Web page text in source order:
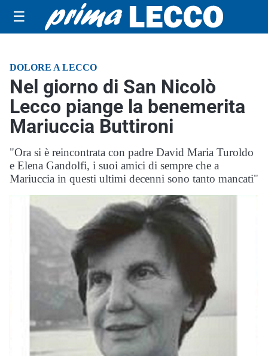
☰
DOLORE A LECCO
Nel giorno di San Nicolò
Lecco piange la benemerita
Mariuccia Buttironi
"Ora si è reincontrata con padre David Maria Turoldo
e Elena Gandolfi, i suoi amici di sempre che a
Mariuccia in questi ultimi decenni sono tanto mancati"